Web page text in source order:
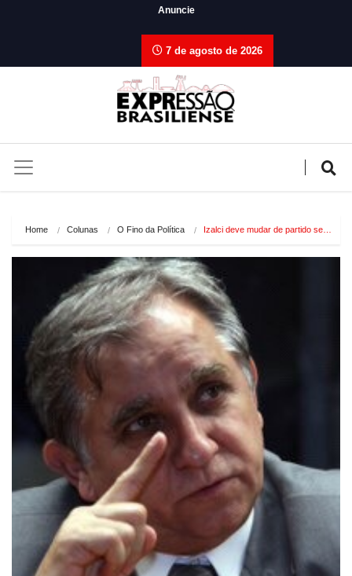
Anuncie
7 de agosto de 2026
Home Colunas O Fino da Política Izalci deve mudar de partido se…